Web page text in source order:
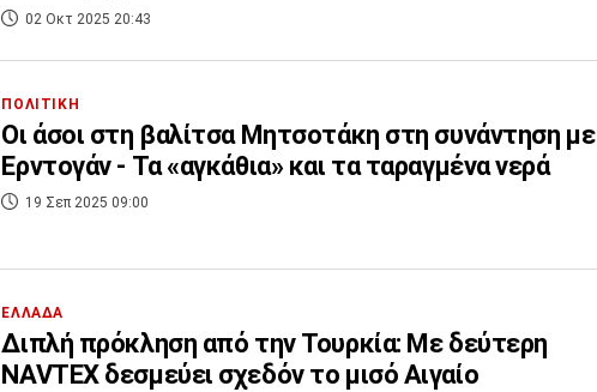
02 Οκτ 2025 20:43
ΠΟΛΙΤΙΚΗ
Οι άσοι στη βαλίτσα Μητσοτάκη στη συνάντηση με
Ερντογάν - Τα «αγκάθια» και τα ταραγμένα νερά
19 Σεπ 2025 09:00
ΕΛΛΑΔΑ
Διπλή πρόκληση από την Τουρκία: Με δεύτερη
NAVTEX δεσμεύει σχεδόν το μισό Αιγαίο